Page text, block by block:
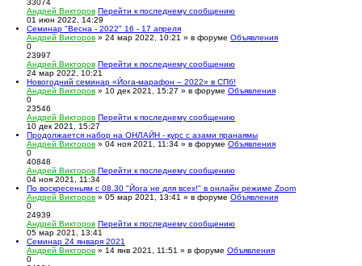
Андрей Викторов Перейти к последнему сообщению
01 июн 2022, 14:29
Семинар "Весна - 2022" 16 - 17 апреля
Андрей Викторов » 24 мар 2022, 10:21 » в форуме Объявления
0
23997
Андрей Викторов Перейти к последнему сообщению
24 мар 2022, 10:21
Новогодний семинар «Йога-марафон – 2022» в СПб!
Андрей Викторов » 10 дек 2021, 15:27 » в форуме Объявления
0
23546
Андрей Викторов Перейти к последнему сообщению
10 дек 2021, 15:27
Продолжается набор на ОНЛАЙН - курс с азами пранаямы
Андрей Викторов » 04 ноя 2021, 11:34 » в форуме Объявления
0
40848
Андрей Викторов Перейти к последнему сообщению
04 ноя 2021, 11:34
По воскресеньям с 08.30 "Йога не для всех!" в онлайн режиме Zoom
Андрей Викторов » 05 мар 2021, 13:41 » в форуме Объявления
0
24939
Андрей Викторов Перейти к последнему сообщению
05 мар 2021, 13:41
Семинар 24 января 2021
Андрей Викторов » 14 янв 2021, 11:51 » в форуме Объявления
0